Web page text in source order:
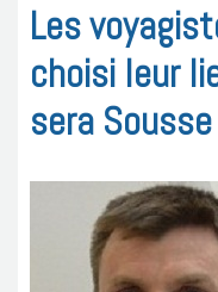
Les
choisi leur
sera Sousse